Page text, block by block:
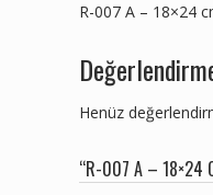
R-007 A – 18×24
Henüz
“R-007 A – 18×24